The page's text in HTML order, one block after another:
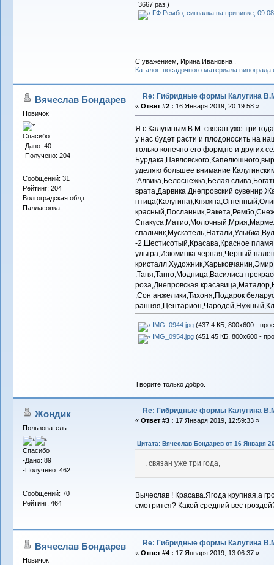
3667 раз.)
ГФ Рембо, сигналка на прививке,
С уважением, Ирина Ивановна .
Каталог посадочного материала
Вячеслав Бондарев
Новичок
Спасибо
-Дано: 40
-Получено: 204
Сообщений: 31
Рейтинг: 204
Волгоградская обл,г.
Палласовка
Re: Гибридные формы Калугина
« Ответ #2 : 16 Января 2019, 20:19:58 »
Я с Калугиным В.М. связан уже три
у нас будет расти и плодоносить на
только конечно его форм,но и других
уделяю большее внимание
:Алвика,Белоснежка,Белая
врата,Дарвика,Днепровский
-2,Шестисотый,Красава,Красное
ультра,Изюминка черная,Черный
:Таня,Танго,Модница,Василиса
роза,Днепровская
,Сон анжелики,Тихоня,Подарок
IMG_0944.jpg(437.4 КБ, 800x600 -
IMG_0954.jpg(451.45 КБ, 800x600 -
Творите только добро.
Жондик
Пользователь
Спасибо
-Дано: 89
-Получено: 462
Сообщений: 70
Рейтинг: 464
Re: Гибридные формы Калугина
« Ответ #3 : 17 Января 2019, 12:59:33 »
Цитата: Вячеслав Бондарев от 16 Января
. связан уже три года,
Вычеслав ! Красава.Ягода крупная,а
смотрится? Какой средний вес
Вячеслав Бондарев
Новичок
Re: Гибридные формы Калугина
« Ответ #4 : 17 Января 2019, 13:06:37 »